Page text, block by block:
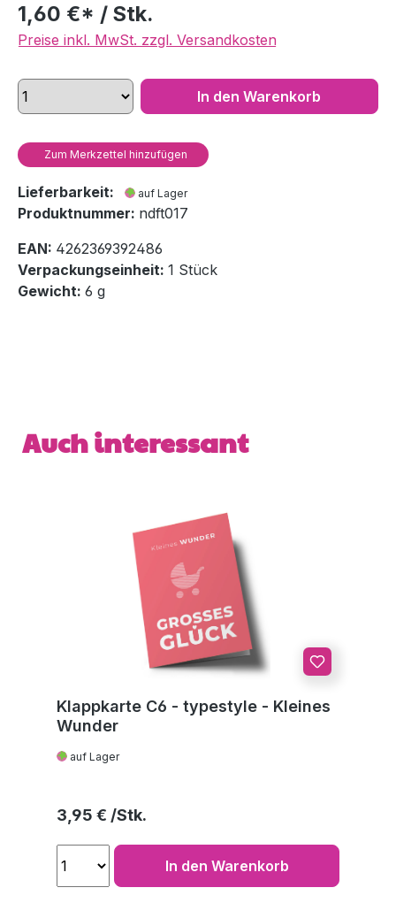
1,60 €* / Stk.
Preise inkl. MwSt. zzgl. Versandkosten
In den Warenkorb
Zum Merkzettel hinzufügen
Lieferbarkeit: auf Lager
Produktnummer: ndft017
EAN: 4262369392486
Verpackungseinheit: 1 Stück
Gewicht: 6 g
Produktgalerie überspringen
Auch interessant
Klappkarte C6 - typestyle - Kleines
Wunder
auf Lager
Regulärer Preis:
3,95 €
In den Warenkorb